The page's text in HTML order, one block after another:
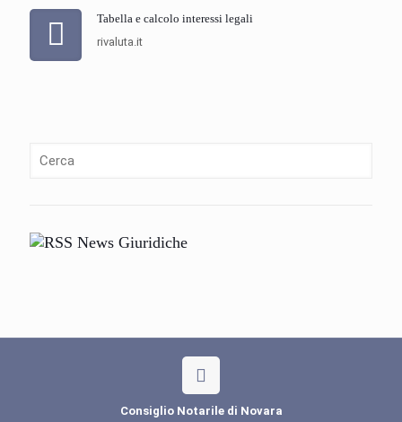
Tabella e calcolo interessi legali
rivaluta.it
News Giuridiche
Consiglio Notarile di Novara